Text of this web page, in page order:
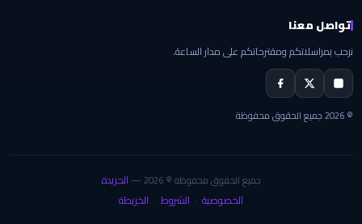
تواصل معنا
نرحب بمراسلاتكم ومقترحاتكم على مدار الساعة.
© 2026 جميع الحقوق محفوظة
جميع الحقوق محفوظة © 2026 —
الجريدة
الخصوصية · الشروط · الخريطة